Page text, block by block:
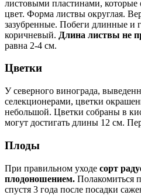
листовыми пластинами,
цвет. Форма листвы округлая.
зазубренные. Побеги длинные и
коричневый. Длина листвы не
равна 2-4 см.
Цветки
У северного винограда,
селекционерами, цветки
небольшой. Цветки собраны в
могут достигать длины 12 см.
Плоды
При правильном уходе сорт
плодоношением. Полакомиться
спустя 3 года после посадки